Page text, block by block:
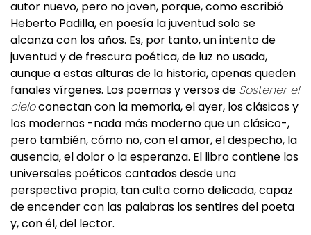
Este poemario es la vendimia seleccionada de un
autor nuevo, pero no joven, porque, como escribió
Heberto Padilla, en poesía la juventud solo se
alcanza con los años. Es, por tanto, un intento de
juventud y de frescura poética, de luz no usada,
aunque a estas alturas de la historia, apenas queden
fanales vírgenes. Los poemas y versos deSostener el
cieloconectan con la memoria, el ayer, los clásicos y
los modernos -nada más moderno que un clásico-,
pero también, cómo no, con el amor, el despecho, la
ausencia, el dolor o la esperanza. El libro contiene los
universales poéticos cantados desde una
perspectiva propia, tan culta como delicada, capaz
de encender con las palabras los sentires del poeta